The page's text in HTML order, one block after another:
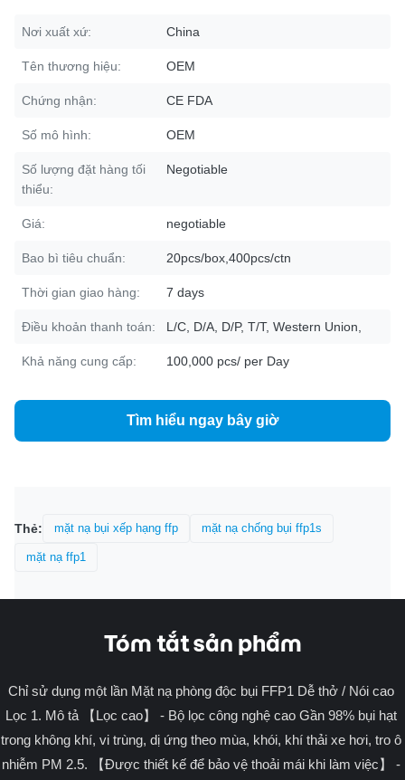
Nơi xuất xứ: China
Tên thương hiệu: OEM
Chứng nhận: CE FDA
Số mô hình: OEM
Số lượng đặt hàng tối
thiểu:
Negotiable
Giá: negotiable
Bao bì tiêu chuẩn: 20pcs/box,400pcs/ctn
Thời gian giao hàng: 7 days
Điều khoản thanh toán: L/C, D/A, D/P, T/T, Western Union,
Khả năng cung cấp: 100,000 pcs/ per Day
Tìm hiểu ngay bây giờ
Thẻ: mặt nạ bụi xếp hạng ffp mặt nạ chống bụi ffp1s
mặt nạ ffp1
Tóm tắt sản phẩm
Chỉ sử dụng một lần Mặt nạ phòng độc bụi FFP1 Dễ thở / Nói cao
Lọc 1. Mô tả 【Lọc cao】 - Bộ lọc công nghệ cao Gần 98% bụi hạt
trong không khí, vi trùng, dị ứng theo mùa, khói, khí thải xe hơi, tro ô
nhiễm PM 2.5. 【Được thiết kế để bảo vệ thoải mái khi làm việc】 -